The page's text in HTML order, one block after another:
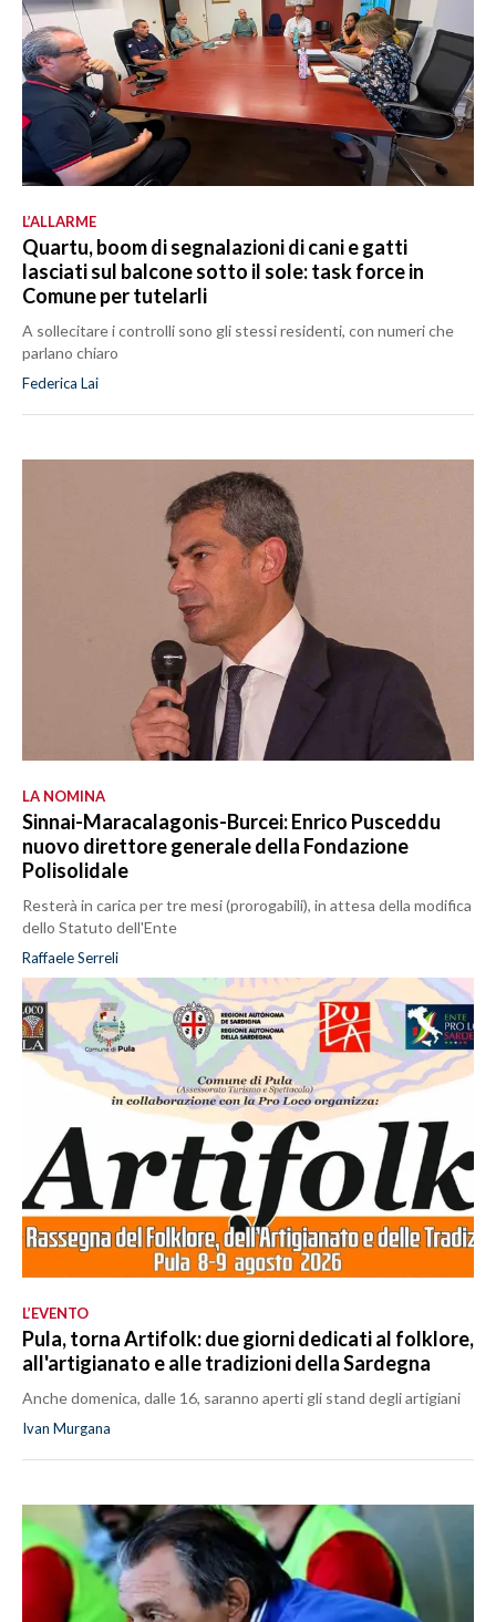
L’ALLARME
Quartu, boom di segnalazioni di cani e gatti
lasciati sul balcone sotto il sole: task force in
Comune per tutelarli
A sollecitare i controlli sono gli stessi residenti, con numeri che
parlano chiaro
Federica Lai
LA NOMINA
Sinnai-Maracalagonis-Burcei: Enrico Pusceddu
nuovo direttore generale della Fondazione
Polisolidale
Resterà in carica per tre mesi (prorogabili), in attesa della modifica
dello Statuto dell'Ente
Raffaele Serreli
L’EVENTO
Pula, torna Artifolk: due giorni dedicati al folklore,
all'artigianato e alle tradizioni della Sardegna
Anche domenica, dalle 16, saranno aperti gli stand degli artigiani
Ivan Murgana